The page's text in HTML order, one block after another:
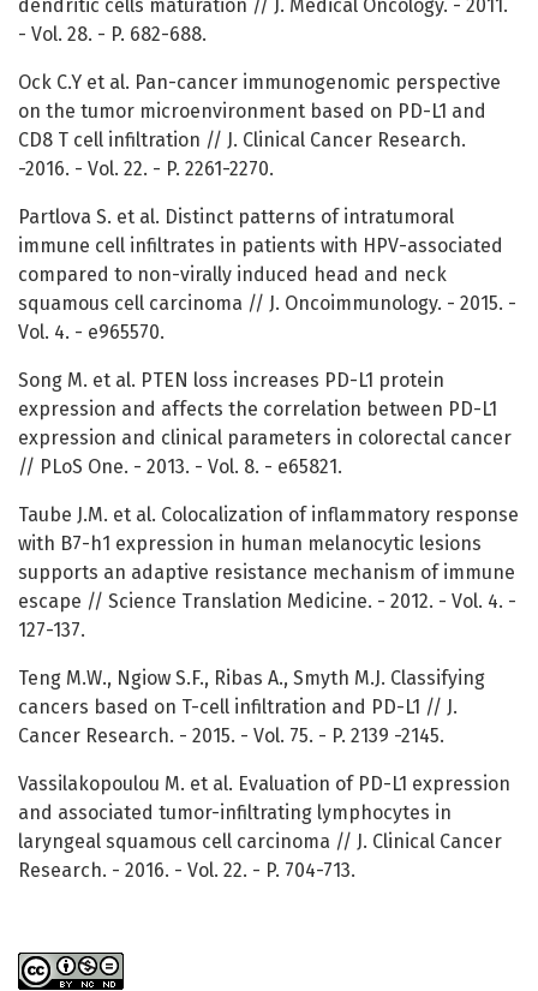
dendritic cells maturation // J. Medical Oncology. - 2011.
- Vol. 28. - P. 682-688.
Ock C.Y et al. Pan-cancer immunogenomic perspective
on the tumor microenvironment based on PD-L1 and
CD8 T cell infiltration // J. Clinical Cancer Research.
-2016. - Vol. 22. - P. 2261-2270.
Partlova S. et al. Distinct patterns of intratumoral
immune cell infiltrates in patients with HPV-associated
compared to non-virally induced head and neck
squamous cell carcinoma // J. Oncoimmunology. - 2015. -
Vol. 4. - e965570.
Song M. et al. PTEN loss increases PD-L1 protein
expression and affects the correlation between PD-L1
expression and clinical parameters in colorectal cancer
// PLoS One. - 2013. - Vol. 8. - e65821.
Taube J.M. et al. Colocalization of inflammatory response
with B7-h1 expression in human melanocytic lesions
supports an adaptive resistance mechanism of immune
escape // Science Translation Medicine. - 2012. - Vol. 4. -
127-137.
Teng M.W., Ngiow S.F., Ribas A., Smyth M.J. Classifying
cancers based on T-cell infiltration and PD-L1 // J.
Cancer Research. - 2015. - Vol. 75. - P. 2139 -2145.
Vassilakopoulou M. et al. Evaluation of PD-L1 expression
and associated tumor-infiltrating lymphocytes in
laryngeal squamous cell carcinoma // J. Clinical Cancer
Research. - 2016. - Vol. 22. - P. 704-713.